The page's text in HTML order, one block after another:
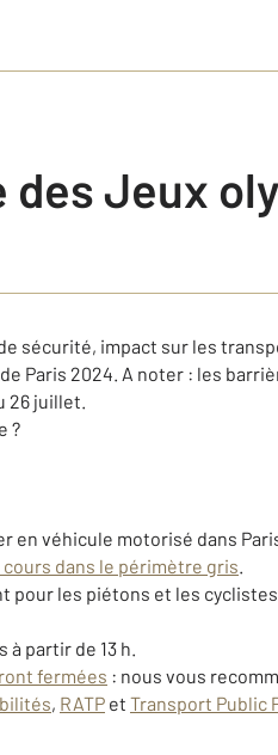
des Jeux
sécurité, impact sur les
Paris 2024. A noter : les
26 juillet.
?
véhicule motorisé dans
dans le périmètre gris.
pour les piétons et les
partir de 13 h.
fermées : nous vous
, RATP et Transport Public